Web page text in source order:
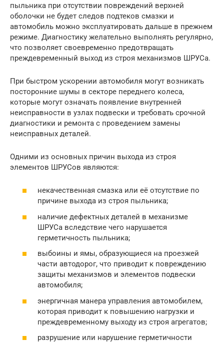
пыльника при отсутствии повреждений верхней
оболочки не будет следов подтеков смазки и
автомобиль можно эксплуатировать дальше в прежнем
режиме. Диагностику желательно выполнять регулярно,
что позволяет своевременно предотвращать
преждевременный выход из строя механизмов ШРУСа.
При быстром ускорении автомобиля могут возникать
посторонние шумы в секторе переднего колеса,
которые могут означать появление внутренней
неисправности в узлах подвески и требовать срочной
диагностики и ремонта с проведением замены
неисправных деталей.
Одними из основных причин выхода из строя
элементов ШРУСов являются:
некачественная смазка или её отсутствие по
причине выхода из строя пыльника;
наличие дефектных деталей в механизме
ШРУСа вследствие чего нарушается
герметичность пыльника;
выбоины и ямы, образующиеся на проезжей
части автодорог, что приводит к повреждению
защиты механизмов и элементов подвески
автомобиля;
энергичная манера управления автомобилем,
которая приводит к повышению нагрузки и
преждевременному выходу из строя агрегатов;
разрушение или нарушение герметичности